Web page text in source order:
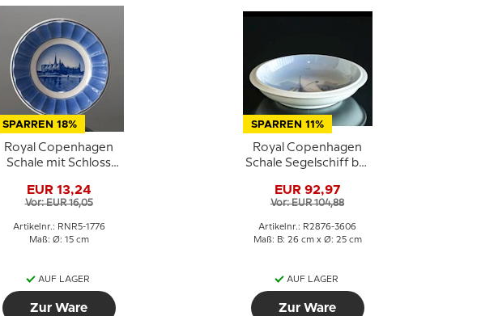
SPARREN 18%
Royal Copenhagen
Schale mit Schloss
EUR 13,24
Vor: EUR 16,05
Artikelnr.: RNR5-1776
Maß: Ø: 15 cm
AUF LAGER
Zur Ware
SPARREN 11%
Royal Copenhagen
Schale Segelschiff bei
2876/3606
EUR 92,97
Vor: EUR 104,88
Artikelnr.: R2876-3606
Maß: B: 26 cm x Ø: 25 cm
AUF LAGER
Zur Ware